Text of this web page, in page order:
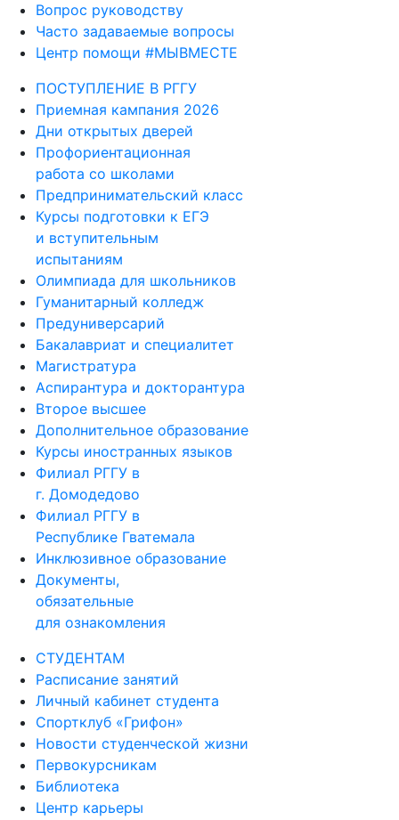
Вопрос руководству
Часто задаваемые вопросы
Центр помощи #МЫВМЕСТЕ
ПОСТУПЛЕНИЕ В РГГУ
Приемная кампания 2026
Дни открытых дверей
Профориентационная
работа со школами
Предпринимательский класс
Курсы подготовки к ЕГЭ
и вступительным
испытаниям
Олимпиада для школьников
Гуманитарный колледж
Предуниверсарий
Бакалавриат и специалитет
Магистратура
Аспирантура и докторантура
Второе высшее
Дополнительное образование
Курсы иностранных языков
Филиал РГГУ в
г. Домодедово
Филиал РГГУ в
Республике Гватемала
Инклюзивное образование
Документы,
обязательные
для ознакомления
СТУДЕНТАМ
Расписание занятий
Личный кабинет студента
Спортклуб «Грифон»
Новости студенческой жизни
Первокурсникам
Библиотека
Центр карьеры